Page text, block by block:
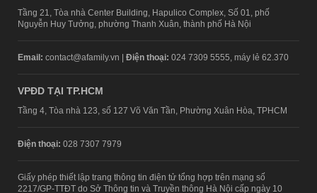
Tầng 21, Tòa nhà Center Building, Hapulico Complex, Số 01, phố
Nguyễn Huy Tưởng, phường Thanh Xuân, thành phố Hà Nội
Email: contact@afamily.vn | Điện thoại: 024 7309 5555, máy lẻ 62.370
VPĐD TẠI TP.HCM
Tầng 4, Tòa nhà 123, số 127 Võ Văn Tần, Phường Xuân Hòa, TPHCM
Điện thoại: 028 7307 7979
Giấy phép thiết lập trang thông tin điện tử tổng hợp trên mạng số
2217/GP-TTĐT do Sở Thông tin và Truyền thông Hà Nội cấp ngày 10